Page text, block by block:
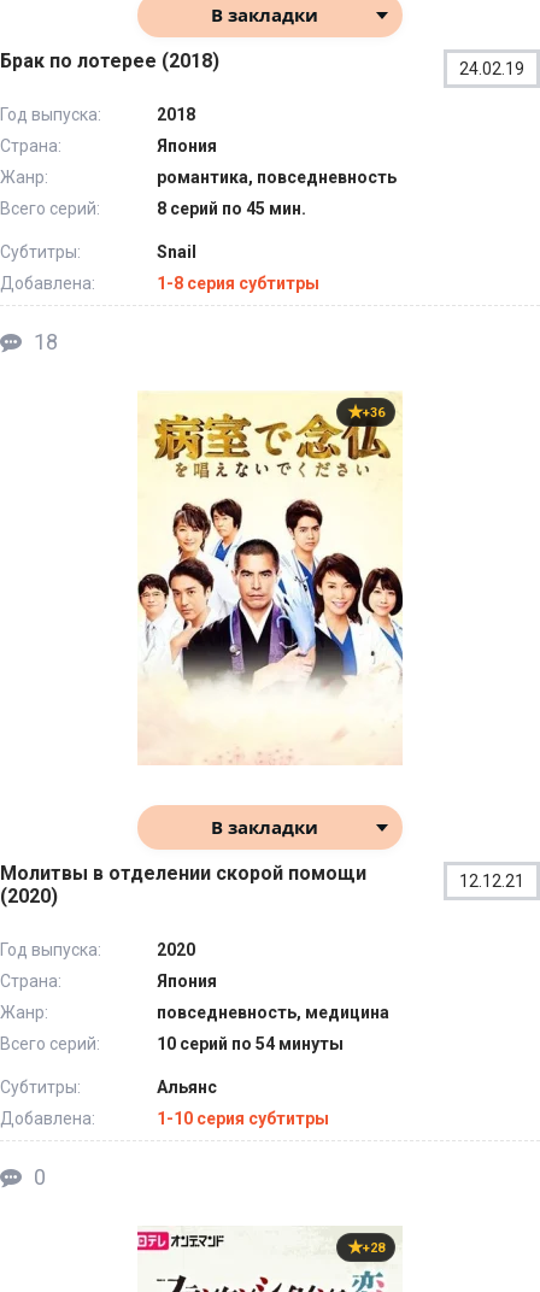
В закладки
Брак по лотерее (2018) 24.02.19
Год выпуска:
2018
Страна:
Япония
Жанр:
романтика, повседневность
Всего серий:
8 серий по 45 мин.
Субтитры:
Snail
Добавлена:
1-8 серия субтитры
18
+36
В закладки
Молитвы в отделении скорой помощи
(2020)
12.12.21
Год выпуска:
2020
Страна:
Япония
Жанр:
повседневность, медицина
Всего серий:
10 серий по 54 минуты
Субтитры:
Альянс
Добавлена:
1-10 серия субтитры
0
+28